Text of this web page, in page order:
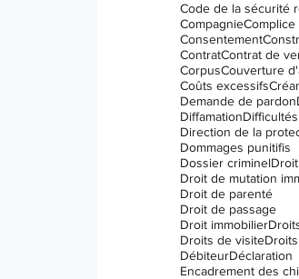
Code de la sécurité
CompagnieComplice
Consentement
ContratContrat de
CorpusCouverture
Coûts excessifs
Demande de pardon
Diffamation
Dommages punitifis
Dossier criminel
Droit de mutation
Droit de parenté
Droit de passage
Droit immobilier
Droits de visite
DébiteurDéclaration
Encadrement des